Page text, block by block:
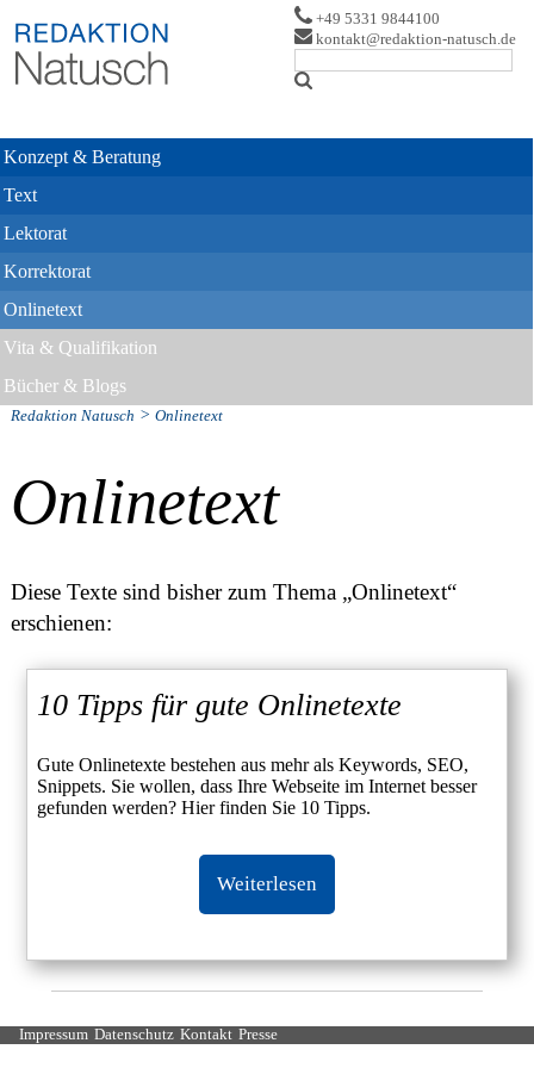
+49 5331 9844100
kontakt@redaktion-natusch.de
Konzept & Beratung
Text
Lektorat
Korrektorat
Onlinetext
Vita & Qualifikation
Bücher & Blogs
Redaktion Natusch > Onlinetext
Onlinetext
Diese Texte sind bisher zum Thema „Onlinetext“
erschienen:
10 Tipps für gute Onlinetexte
Gute Onlinetexte bestehen aus mehr als Keywords, SEO,
Snippets. Sie wollen, dass Ihre Webseite im Internet besser
gefunden werden? Hier finden Sie 10 Tipps.
Weiterlesen
Impressum Datenschutz Kontakt Presse